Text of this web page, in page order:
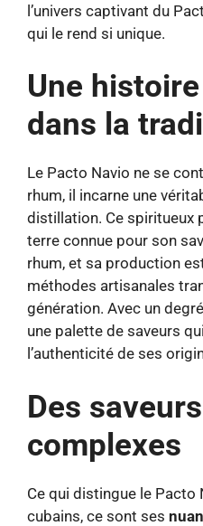
l’univers captivant du
qui le rend si unique.
Une
dans la
Le Pacto Navio ne se
rhum, il incarne une
distillation. Ce spiritueux
terre connue pour son
rhum, et sa production
méthodes artisanales
génération. Avec un
une palette de saveurs
l’authenticité de ses
Des
complexes
Ce qui distingue le Pacto
cubains, ce sont ses